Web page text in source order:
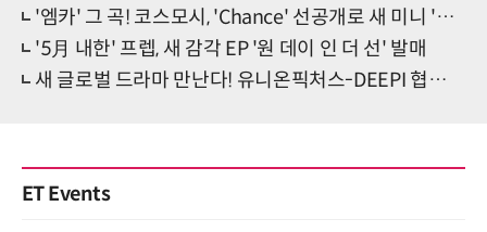
'엠카' 그 곡! 코스모시, 'Chance' 선공개로 새 미니 '예열'
'5月 내한' 프렙, 새 감각 EP '원 데이 인 더 선' 발매
새 글로벌 드라마 만난다! 유니온픽처스-DEEPI 협업 프로젝트
ET Events